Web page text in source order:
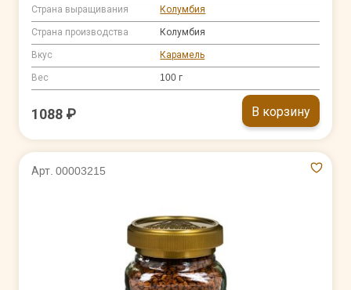
Страна выращивания Колумбия
Страна производства Колумбия
Вкус Карамель
Вес 100 г
1088 ₽ В корзину
Арт. 00003215